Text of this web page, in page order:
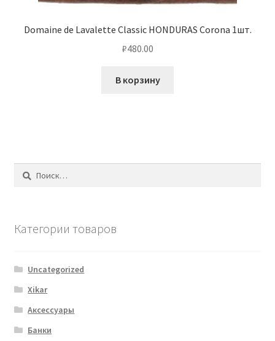
Domaine de Lavalette Classic HONDURAS Corona 1шт.
₽480.00
В корзину
Найти:
Категории товаров
Uncategorized
Xikar
Аксессуары
Банки